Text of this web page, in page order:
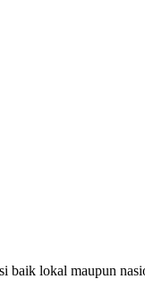
baik lokal maupun